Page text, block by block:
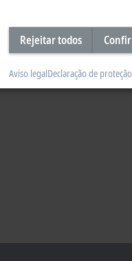
Rejeitar todos
Aviso legalDeclaração de